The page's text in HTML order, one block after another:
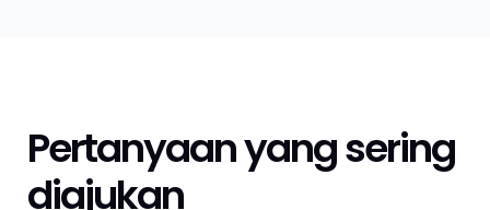
Pertanyaan yang sering
diajukan